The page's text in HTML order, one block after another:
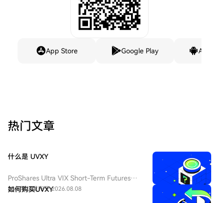
App Store Google Play
热门文章
什么是 UVXY
ProShares Ultra VIX Short-Term Futures
ETF（纽交所 Arca 代码：UVXY），中文：
26人学过发布于 2026.08.08
如何购买UVXY